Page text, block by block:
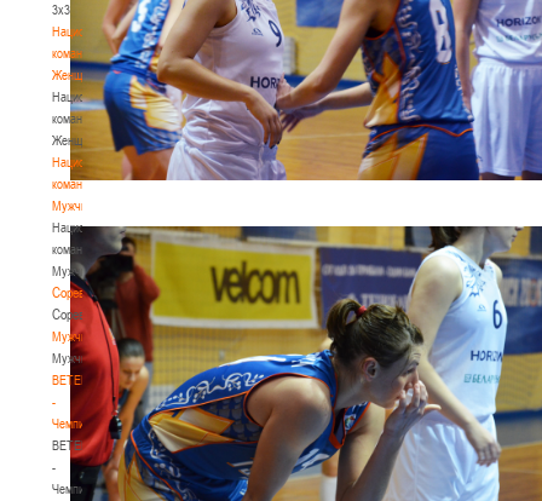
3х3
Национальная
команда.
Женщины
Национальная
команда.
Женщины
Национальная
команда.
Мужчины
Национальная
команда.
Мужчины
Соревнования
Соревнования
Мужчины
Мужчины
BETERA
-
Чемпионат
BETERA
-
Чемпионат